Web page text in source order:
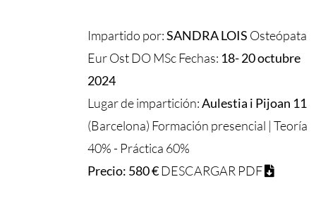
Impartido por:SANDRA LOIS Osteópata
Eur Ost DO MSc Fechas: 18- 20 octubre
2024
Lugar de impartición:Aulestia i Pijoan 11
(Barcelona) Formación presencial | Teoría
40% - Práctica 60%
Precio: 580 €DESCARGAR PDF